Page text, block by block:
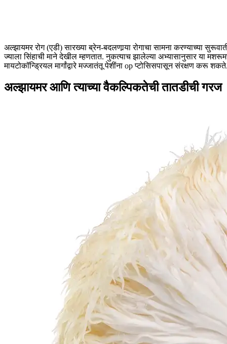
अल्झायमर रोग (एडी) सारख्या ब्रेन-बदलणार्‍या रोगाचा सामना करण्याच्या
ज्याला सिंहाची माने देखील म्हणतात. नुकत्याच झालेल्या अभ्यासानुसार या
मायटोकॉन्ड्रियल मार्गांद्वारे मज्जातंतू पेशींना op प्टोसिसपासून संरक्षण करू शकते.
अल्झायमर आणि त्याच्या वैकल्पिकतेची तातडीची गरज